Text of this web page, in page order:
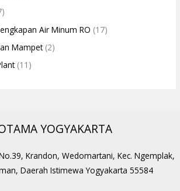
Air Minum RO (17)
Mampet(2)
(11)
YOGYAKARTA
Krandon, Wedomartani, Kec. Ngemplak,
Daerah Istimewa Yogyakarta 55584